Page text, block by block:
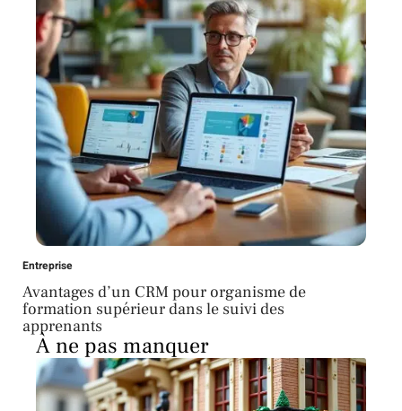
Entreprise
Avantages d’un CRM pour organisme de
formation supérieur dans le suivi des
apprenants
À ne pas manquer